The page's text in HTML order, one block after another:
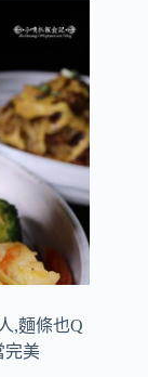
,麵條也Q
完美